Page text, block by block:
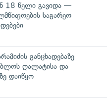
18 წელი გავიდა —
საგარეო
განცხადებაზე
ღალატისა და
დაიწყო